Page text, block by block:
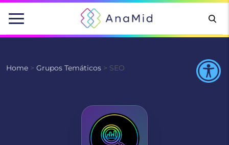
Pular
para
Home > Grupos Temáticos > SEO